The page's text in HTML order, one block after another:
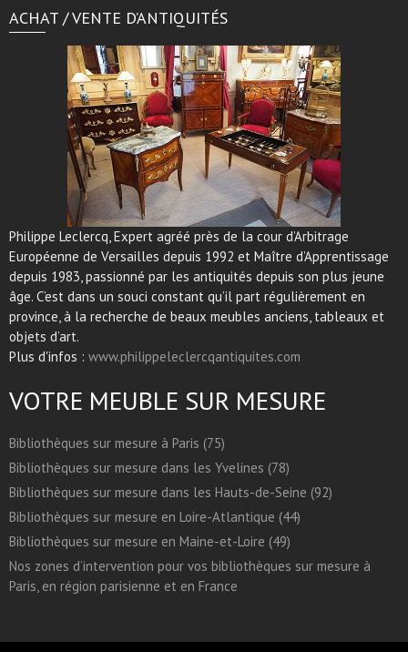
ACHAT / VENTE D’ANTIQUITÉS
Philippe Leclercq, Expert agréé près de la cour d’Arbitrage
Européenne de Versailles depuis 1992 et Maître d’Apprentissage
depuis 1983, passionné par les antiquités depuis son plus jeune
âge. C’est dans un souci constant qu’il part régulièrement en
province, à la recherche de beaux meubles anciens, tableaux et
objets d’art.
Plus d'infos : www.philippeleclercqantiquites.com
VOTRE MEUBLE SUR MESURE
Bibliothèques sur mesure à Paris (75)
Bibliothèques sur mesure dans les Yvelines (78)
Bibliothèques sur mesure dans les Hauts-de-Seine (92)
Bibliothèques sur mesure en Loire-Atlantique (44)
Bibliothèques sur mesure en Maine-et-Loire (49)
Nos zones d’intervention pour vos bibliothèques sur mesure à
Paris, en région parisienne et en France